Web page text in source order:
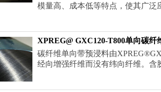
模量高、成本低等特点，使其广泛
XPREG@ GXC120-T800单向碳纤
碳纤维单向带预浸料由
经向增强纤维而没有纬向纤维。含